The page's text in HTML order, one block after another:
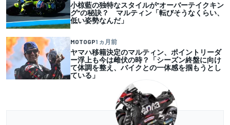
小椋藍の独特なスタイルが”オーバーテイクキン
グ”の秘訣？ マルティン「転びそうなくらい、
低い姿勢なんだ」
MOTOGP1 ヵ月前
ヤマハ移籍決定のマルティン、ポイントリーダ
ー浮上も今は雌伏の時？「シーズン終盤に向け
て体調を整え、バイクとの一体感を掴もうとし
ている」